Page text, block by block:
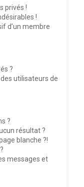
privés !
!
d’un membre
?
utilisateurs de
?
résultat ?
blanche ?!
messages et